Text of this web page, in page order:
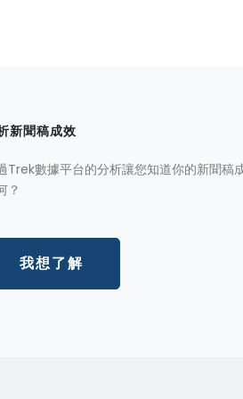
新聞稿成效
Trek數據平台的分析讓您知道你的新聞稿
？
我想了解